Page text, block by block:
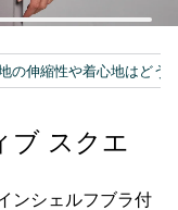
ブ スクエ
ンシェルフブラ付